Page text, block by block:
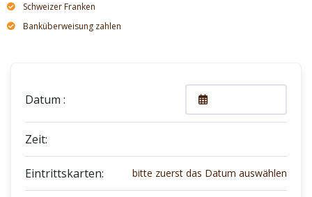
Schweizer Franken
Banküberweisung zahlen
Datum :
Zeit:
Eintrittskarten: bitte zuerst das Datum auswählen